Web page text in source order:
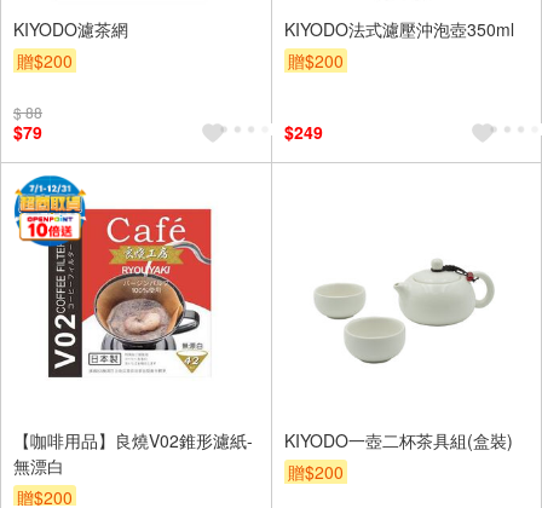
KIYODO濾茶網
贈$200
$ 88
$79
KIYODO法式濾壓沖泡壺350ml
贈$200
$249
【咖啡用品】良燒V02錐形濾紙-
無漂白
贈$200
KIYODO一壺二杯茶具組(盒裝)
贈$200